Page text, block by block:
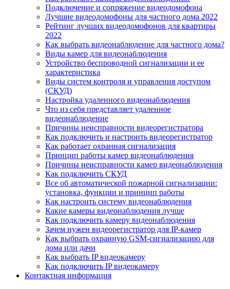
Подключение и сопряжение видеодомофона
Лучшие видеодомофоны для частного дома 2022
Рейтинг лучших видеодомофонов для квартиры
2022
Как выбрать видеонаблюдение для частного дома?
Виды камер для видеонаблюдения
Устройство беспроводной сигнализации и ее
характеристика
Виды систем контроля и управления доступом
(СКУД)
Настройка удаленного видеонаблюдения
Что из себя представляет удаленное
видеонаблюдение
Причины неисправности видеорегистратора
Как подключить и настроить видеорегистратор
Как работает охранная сигнализация
Принцип работы камер видеонаблюдения
Причины неисправности камер видеонаблюдения
Как подключить СКУД
Все об автоматической пожарной сигнализации:
установка, функции и принцип работы
Как настроить систему видеонаблюдения
Какие камеры видеонаблюдения лучше
Как подключить камеру видеонаблюдения
Зачем нужен видеорегистратор для IP-камер
Как выбрать охранную GSM-сигнализацию для
дома или дачи
Как выбрать IP видеокамеру
Как подключить IP видеокамеру
Контактная информация